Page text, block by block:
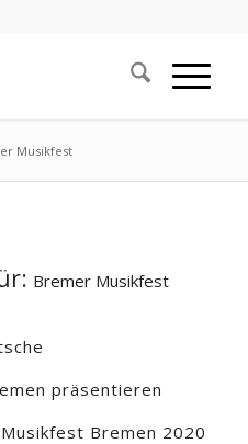
Musikfest
Bremer Musikfest
präsentieren
Bremen 2020